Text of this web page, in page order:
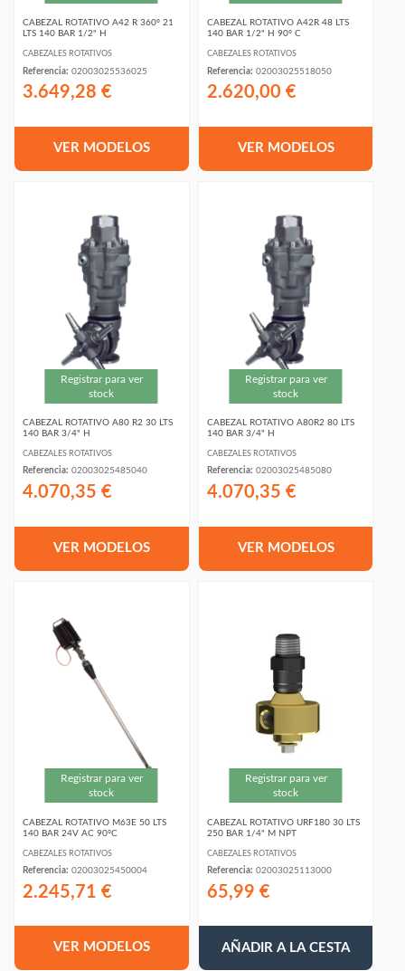
CABEZAL ROTATIVO A42 R 360º 21
LTS 140 BAR 1/2" H
CABEZALES ROTATIVOS
Referencia: 02003025536025
3.649,28 €
VER MODELOS
CABEZAL ROTATIVO A42R 48 LTS
140 BAR 1/2" H 90º C
CABEZALES ROTATIVOS
Referencia: 02003025518050
2.620,00 €
VER MODELOS
Registrar para ver
stock
CABEZAL ROTATIVO A80 R2 30 LTS
140 BAR 3/4" H
CABEZALES ROTATIVOS
Referencia: 02003025485040
4.070,35 €
VER MODELOS
Registrar para ver
stock
CABEZAL ROTATIVO A80R2 80 LTS
140 BAR 3/4" H
CABEZALES ROTATIVOS
Referencia: 02003025485080
4.070,35 €
VER MODELOS
Registrar para ver
stock
CABEZAL ROTATIVO M63E 50 LTS
140 BAR 24V AC 90ºC
CABEZALES ROTATIVOS
Referencia: 02003025450004
2.245,71 €
VER MODELOS
Registrar para ver
stock
CABEZAL ROTATIVO URF180 30 LTS
250 BAR 1/4" M NPT
CABEZALES ROTATIVOS
Referencia: 02003025113000
65,99 €
AÑADIR A LA CESTA